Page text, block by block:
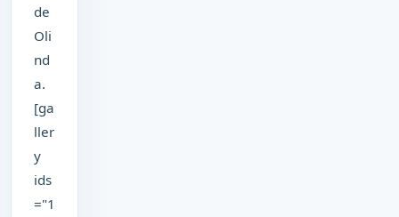
de
Oli
nd
a.
[ga
ller
y
ids
="1